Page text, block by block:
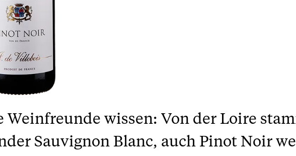
Weinfreunde wissen: Von der Loire
Sauvignon Blanc, auch Pinot Noir